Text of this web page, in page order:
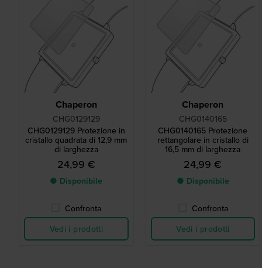
Chaperon
CHG0129129
CHG0129129 Protezione in
cristallo quadrata di 12,9 mm
di larghezza
24,99 €
● Disponibile
Confronta
Vedi i prodotti
Chaperon
CHG0140165
CHG0140165 Protezione
rettangolare in cristallo di
16,5 mm di larghezza
24,99 €
● Disponibile
Confronta
Vedi i prodotti